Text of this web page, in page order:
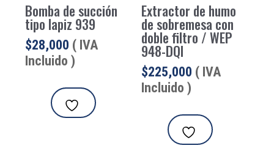
Bomba de succión
tipo lapiz 939
$28,000 ( IVA
Incluido )
Extractor de humo
de sobremesa con
doble filtro / WEP
948-DQI
$225,000 ( IVA
Incluido )